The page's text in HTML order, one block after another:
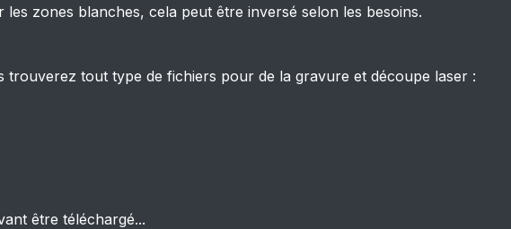
les zones blanches, cela peut être inversé selon les besoins.
trouverez tout type de fichiers pour de la gravure et découpe laser :
être téléchargé...